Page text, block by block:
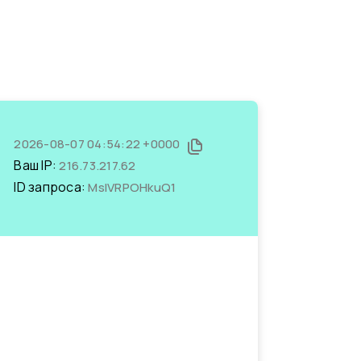
2026-08-07 04:54:22 +0000
Ваш IP:216.73.217.62
ID запроса:MsIVRPOHkuQ1